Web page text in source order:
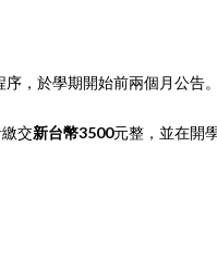
，於學期開始前兩個月公告。
交新台幣3500元整，並在開